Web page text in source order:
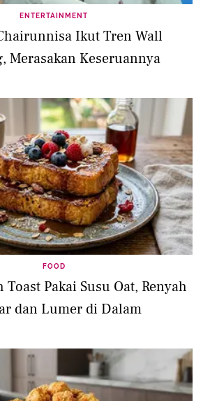
ENTERTAINMENT
Ikut Tren Wall
Merasakan Keseruannya
FOOD
Toast Pakai Susu Oat, Renyah
dan Lumer di Dalam